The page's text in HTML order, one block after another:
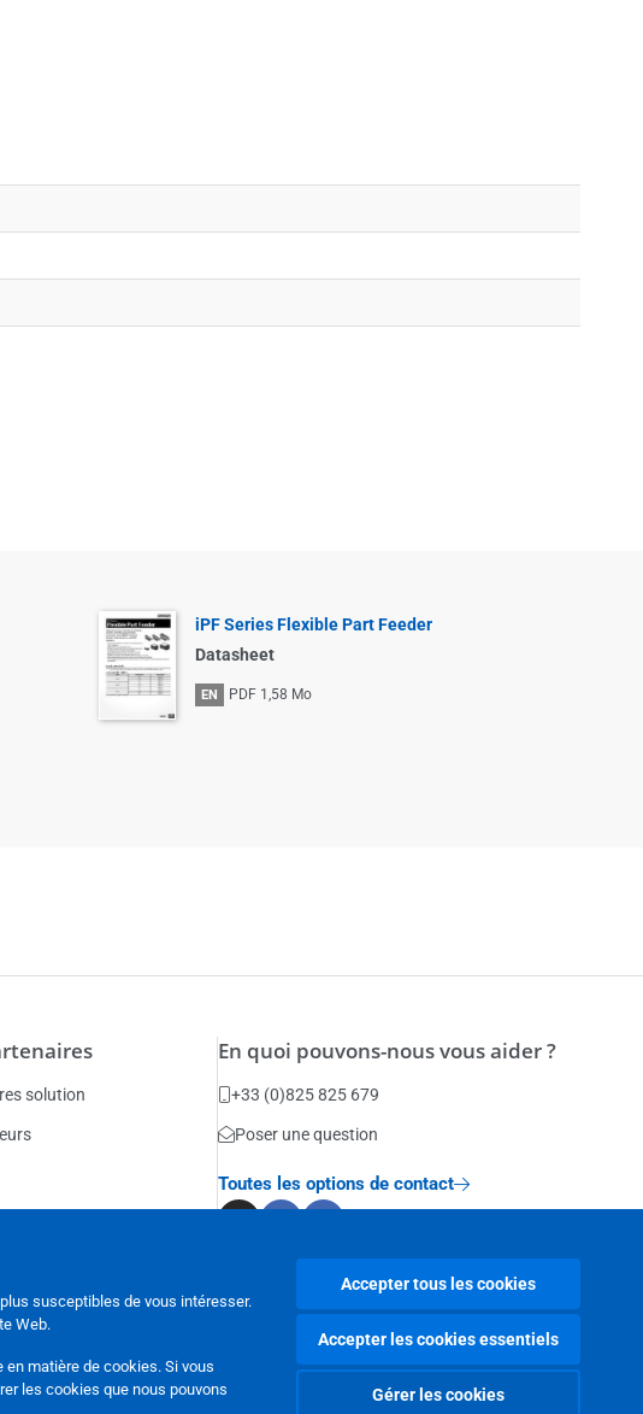
iPF Series Flexible Part Feeder
Datasheet
EN PDF 1,58 Mo
solution
En quoi pouvons-nous vous aider ?
+33 (0)825 825 679
Poser une question
Toutes les options de contact
susceptibles de vous intéresser.
Web.
en matière de cookies. Si vous
les cookies que nous pouvons
Accepter tous les cookies
Accepter les cookies essentiels
Gérer les cookies